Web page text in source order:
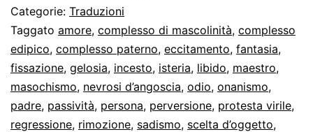
problema
economico
del
masochismo
Categorie: Traduzioni
Taggato amore, complesso di mascolinità, complesso
edipico, complesso paterno, eccitamento, fantasia,
fissazione, gelosia, incesto, isteria, libido, maestro,
masochismo, nevrosi d’angoscia, odio, onanismo,
padre, passività, persona, perversione, protesta virile,
regressione, rimozione, sadismo, scelta d’oggetto,